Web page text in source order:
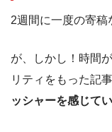
2週間に一度の寄稿
が、しかし！時間
リティをもった記
ッシャーを感じて